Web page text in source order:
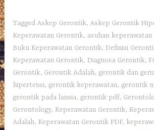
TaggedAskep Gerontik,Askep Gerontik
Keperawatan Gerontik, asuhan
Buku Keperawatan Gerontik,Definisi
Keperawatan Gerontik,Diagnosa Gerontik,
Gerontik, Gerontik Adalah, gerontik dan
hipertensi, gerontik keperawatan, gerontik
gerontik pada lansia, gerontik pdf,
Gerontology, Keperawatan Gerontik,
Adalah, Keperawatan Gerontik PDF,